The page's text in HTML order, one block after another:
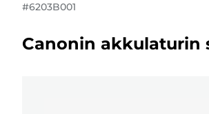
#6203B001
Canonin akkulaturin